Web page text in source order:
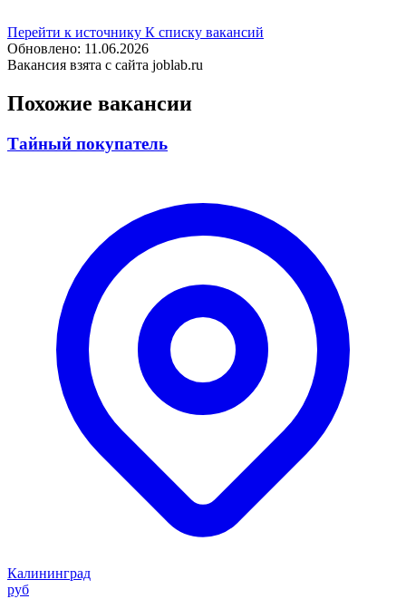
Перейти к источнику К списку вакансий
Обновлено: 11.06.2026
Вакансия взята с сайта joblab.ru
Похожие вакансии
Тайный покупатель
Калининград
руб